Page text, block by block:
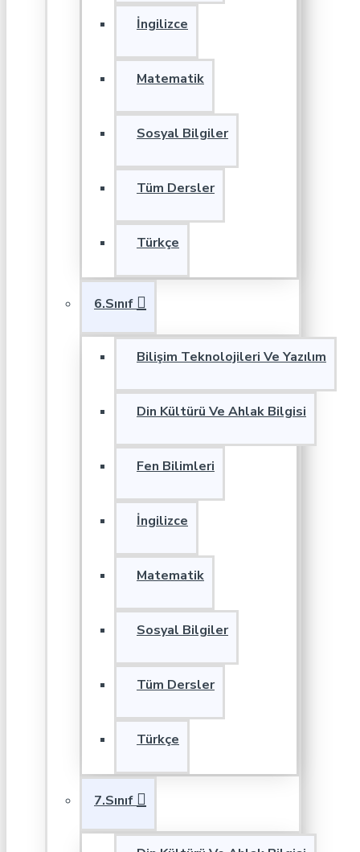
İngilizce
Matematik
Sosyal Bilgiler
Tüm Dersler
Türkçe
6.Sınıf
Bilişim Teknolojileri Ve Yazılım
Din Kültürü Ve Ahlak Bilgisi
Fen Bilimleri
İngilizce
Matematik
Sosyal Bilgiler
Tüm Dersler
Türkçe
7.Sınıf